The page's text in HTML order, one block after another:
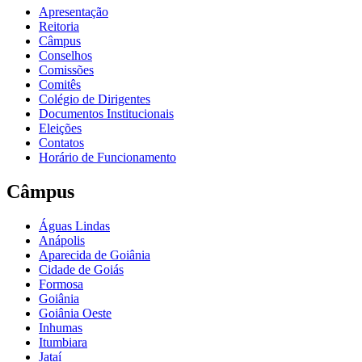
Apresentação
Reitoria
Câmpus
Conselhos
Comissões
Comitês
Colégio de Dirigentes
Documentos Institucionais
Eleições
Contatos
Horário de Funcionamento
Câmpus
Águas Lindas
Anápolis
Aparecida de Goiânia
Cidade de Goiás
Formosa
Goiânia
Goiânia Oeste
Inhumas
Itumbiara
Jataí